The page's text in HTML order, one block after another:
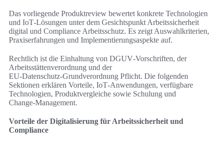
Das vorliegende Produktreview bewertet konkrete Technologien
und IoT‑Lösungen unter dem Gesichtspunkt Arbeitssicherheit
digital und Compliance Arbeitsschutz. Es zeigt Auswahlkriterien,
Praxiserfahrungen und Implementierungsaspekte auf.
Rechtlich ist die Einhaltung von DGUV‑Vorschriften, der
Arbeitsstättenverordnung und der
EU‑Datenschutz‑Grundverordnung Pflicht. Die folgenden
Sektionen erklären Vorteile, IoT‑Anwendungen, verfügbare
Technologien, Produktvergleiche sowie Schulung und
Change‑Management.
Vorteile der Digitalisierung für Arbeitssicherheit und
Compliance